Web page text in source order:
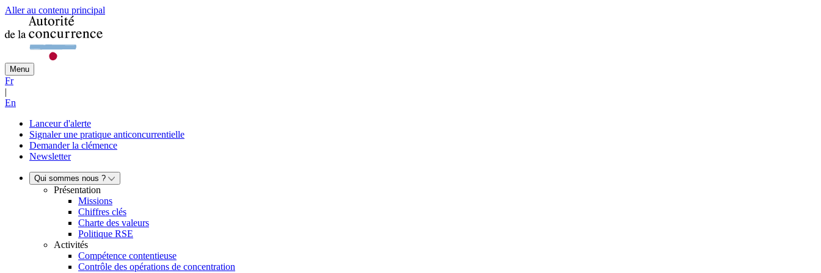
Aller au contenu principal
Menu
Fr
|
En
Lanceur d'alerte
Signaler une pratique anticoncurrentielle
Demander la clémence
Newsletter
Qui sommes nous ?
Présentation
Missions
Chiffres clés
Charte des valeurs
Politique RSE
Activités
Compétence contentieuse
Contrôle des opérations de concentration